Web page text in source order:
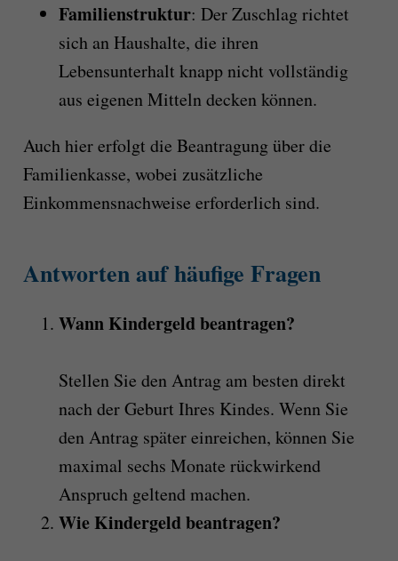
Familienstruktur: Der Zuschlag richtet
sich an Haushalte, die ihren
Lebensunterhalt knapp nicht vollständig
aus eigenen Mitteln decken können.
Auch hier erfolgt die Beantragung über die
Familienkasse, wobei zusätzliche
Einkommensnachweise erforderlich sind.
Antworten auf häufige Fragen
Wann Kindergeld beantragen?
Stellen Sie den Antrag am besten direkt
nach der Geburt Ihres Kindes. Wenn Sie
den Antrag später einreichen, können Sie
maximal sechs Monate rückwirkend
Anspruch geltend machen.
Wie Kindergeld beantragen?